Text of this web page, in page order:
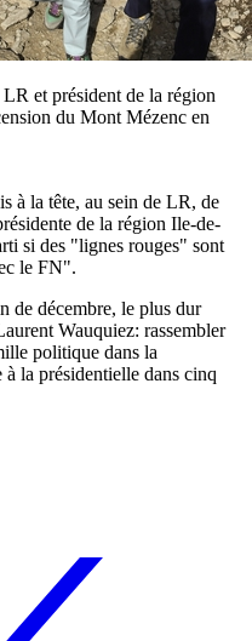
et président de la région
du Mont Mézenc en
à la tête, au sein de LR, de
de la région Ile-de-
si des "lignes rouges" sont
le FN".
de décembre, le plus dur
Wauquiez: rassembler
politique dans la
la présidentielle dans cinq